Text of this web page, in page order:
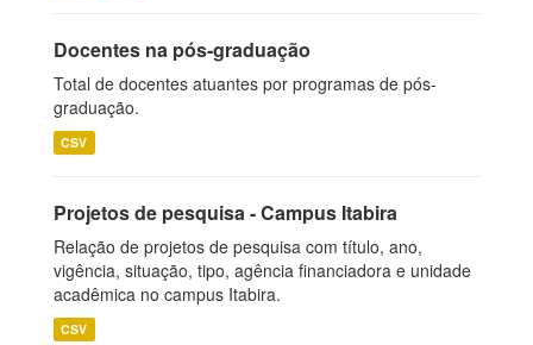
Docentes na pós-graduação
Total de docentes atuantes por programas de pós-
graduação.
CSV
Projetos de pesquisa - Campus Itabira
Relação de projetos de pesquisa com título, ano,
vigência, situação, tipo, agência financiadora e unidade
acadêmica no campus Itabira.
CSV